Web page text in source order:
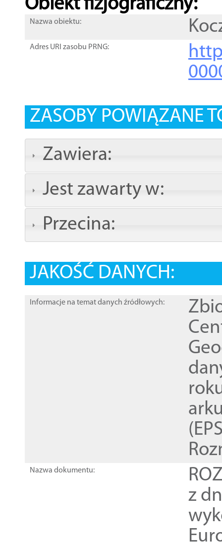
Obiekt fizjograficzny:
Nazwa obiektu:
Adres URI zasobu PRNG:
ZASOBY POWIĄZANE
Zawiera:
Jest zawarty w:
Przecina:
JAKOŚĆ DANYCH:
Informacje na temat danych źródłowych:
Nazwa dokumentu:
z